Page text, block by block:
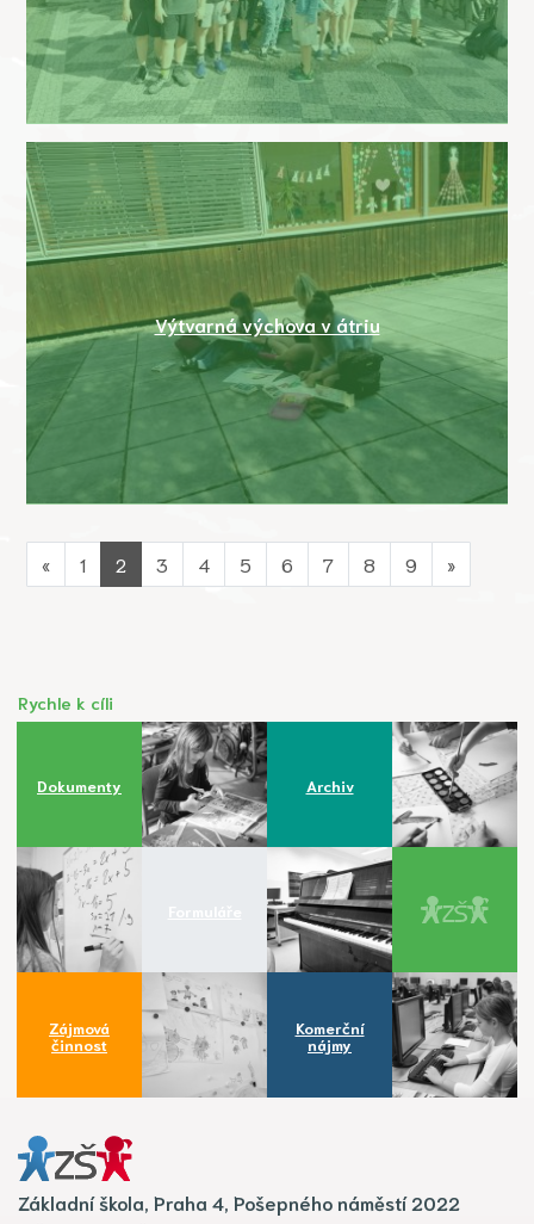
Výtvarná výchova v átriu
« 1 2 3 4 5 6 7 8 9 »
Rychle k cíli
Dokumenty Archiv
Zájmová
činnost
Komerční
nájmy
Základní škola, Praha 4, Pošepného náměstí 2022